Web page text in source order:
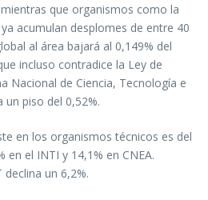
que organismos como la
acumulan desplomes de entre 40
al área bajará al 0,149% del
incluso contradice la Ley de
Nacional de Ciencia, Tecnología e
un piso del 0,52%.
en los organismos técnicos es del
en el INTI y 14,1% en CNEA.
declina un 6,2%.